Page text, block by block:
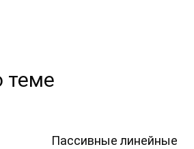
теме
Пассивные линейные